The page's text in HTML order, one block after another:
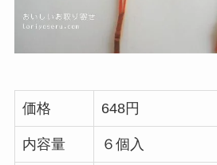
価格 648円
内容量 ６個入